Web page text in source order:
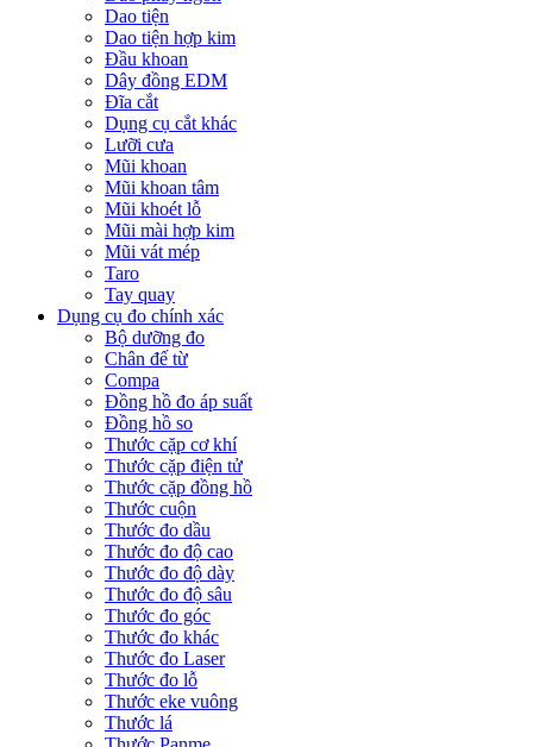
Dao tiện
Dao tiện hợp kim
Đầu khoan
Dây đồng EDM
Đĩa cắt
Dụng cụ cắt khác
Lưỡi cưa
Mũi khoan
Mũi khoan tâm
Mũi khoét lỗ
Mũi mài hợp kim
Mũi vát mép
Taro
Tay quay
Dụng cụ đo chính xác
Bộ dưỡng đo
Chân đế từ
Compa
Đồng hồ đo áp suất
Đồng hồ so
Thước cặp cơ khí
Thước cặp điện tử
Thước cặp đồng hồ
Thước cuộn
Thước đo dầu
Thước đo độ cao
Thước đo độ dày
Thước đo độ sâu
Thước đo góc
Thước đo khác
Thước đo Laser
Thước đo lỗ
Thước eke vuông
Thước lá